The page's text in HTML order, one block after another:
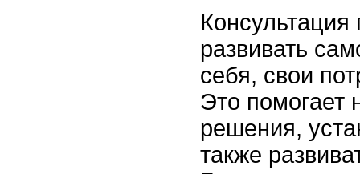
Консультация
развивать
себя, свои
Это помогает
решения,
также